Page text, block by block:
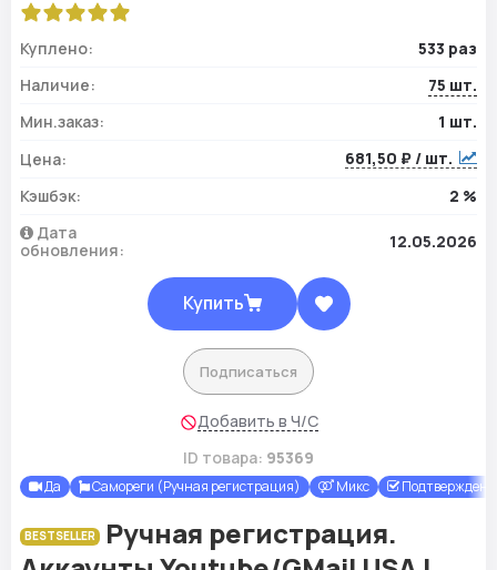
Куплено:
533 раз
Наличие:
75 шт.
Мин.заказ:
1 шт.
Цена:
681,50 ₽ / шт.
Кэшбэк:
2 %
Дата
обновления:
12.05.2026
Купить
Подписаться
Добавить в Ч/С
ID товара: 95369
Да Самореги (Ручная регистрация) Микс Подтверждены
BESTSELLER
Ручная регистрация.